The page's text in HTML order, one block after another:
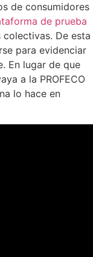
de consumidores
de prueba
De esta
para evidenciar
En lugar de que
a la PROFECO
lo hace en